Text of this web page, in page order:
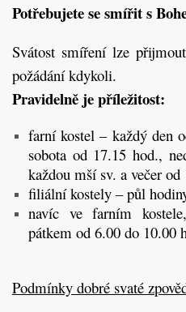
Potřebujete se smířit s
Svátost smíření lze
požádání kdykoli.
Pravidelně je příležitost:
farní kostel – každý den
sobota od 17.15 hod.,
každou mší sv. a večer od
filiální kostely – půl
navíc ve farním
pátkem od 6.00 do 10.00
Podmínky dobré svaté